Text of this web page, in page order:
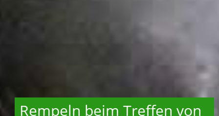
Rempeln beim Treffen von